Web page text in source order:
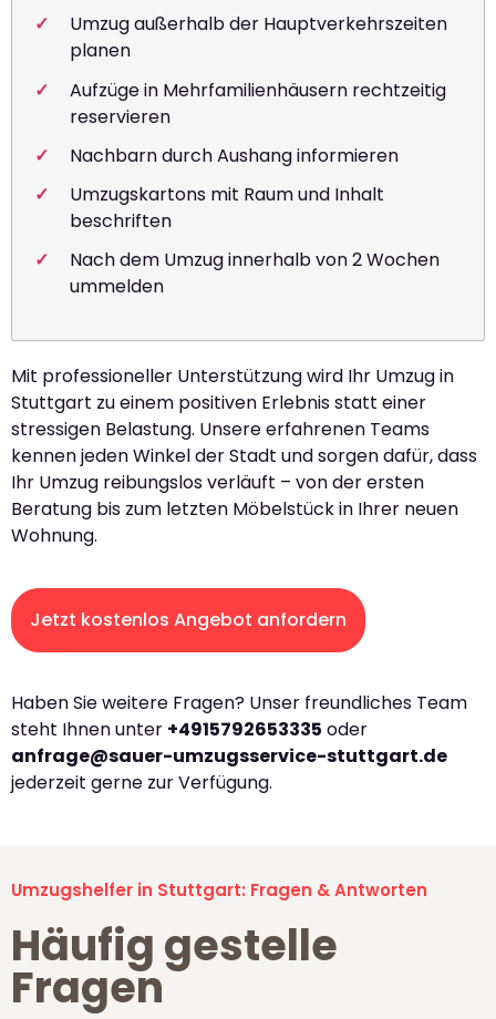
Umzug außerhalb der Hauptverkehrszeiten
planen
Aufzüge in Mehrfamilienhäusern rechtzeitig
reservieren
Nachbarn durch Aushang informieren
Umzugskartons mit Raum und Inhalt
beschriften
Nach dem Umzug innerhalb von 2 Wochen
ummelden
Mit professioneller Unterstützung wird Ihr Umzug in
Stuttgart zu einem positiven Erlebnis statt einer
stressigen Belastung. Unsere erfahrenen Teams
kennen jeden Winkel der Stadt und sorgen dafür, dass
Ihr Umzug reibungslos verläuft – von der ersten
Beratung bis zum letzten Möbelstück in Ihrer neuen
Wohnung.
Jetzt kostenlos Angebot anfordern
Haben Sie weitere Fragen? Unser freundliches Team
steht Ihnen unter +4915792653335 oder
anfrage@sauer-umzugsservice-stuttgart.de
jederzeit gerne zur Verfügung.
Umzugshelfer in Stuttgart: Fragen & Antworten
Häufig gestelle
Fragen